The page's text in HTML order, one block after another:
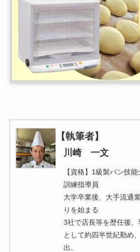
【執筆者】
川崎 一文
【資格】1級製パン技
訓練指導員
大学卒業後、大手流通
りを始まる
3社で店長等を歴任後
として約四半世紀勤め
出。